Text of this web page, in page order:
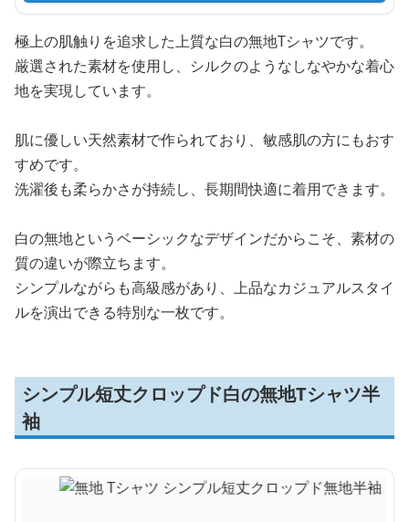
極上の肌触りを追求した上質な白の無地Tシャツです。
厳選された素材を使用し、シルクのようなしなやかな着心
地を実現しています。
肌に優しい天然素材で作られており、敏感肌の方にもおす
すめです。
洗濯後も柔らかさが持続し、長期間快適に着用できます。
白の無地というベーシックなデザインだからこそ、素材の
質の違いが際立ちます。
シンプルながらも高級感があり、上品なカジュアルスタイ
ルを演出できる特別な一枚です。
シンプル短丈クロップド白の無地Tシャツ半
袖